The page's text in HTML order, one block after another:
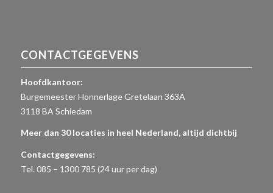
CONTACTGEGEVENS
Hoofdkantoor:
Burgemeester Honnerlage Gretelaan 363A
3118 BA Schiedam
Meer dan 30 locaties in heel Nederland, altijd dichtbij
Contactgegevens:
Tel. 085 – 1300 785 (24 uur per dag)